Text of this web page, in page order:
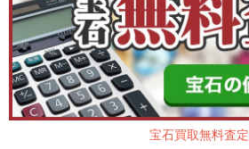
宝石買取無料査定